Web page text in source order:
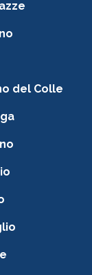
del Colle